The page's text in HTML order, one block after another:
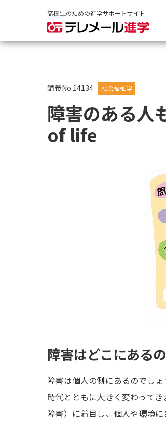
高校生のための進学サポートサイト
講義No.14134 社会福祉学
障害のある人
of life
障害はどこにある
障害は個人の側にあるのでし
時代とともに大きく変わって
障害）に着目し、個人や環境